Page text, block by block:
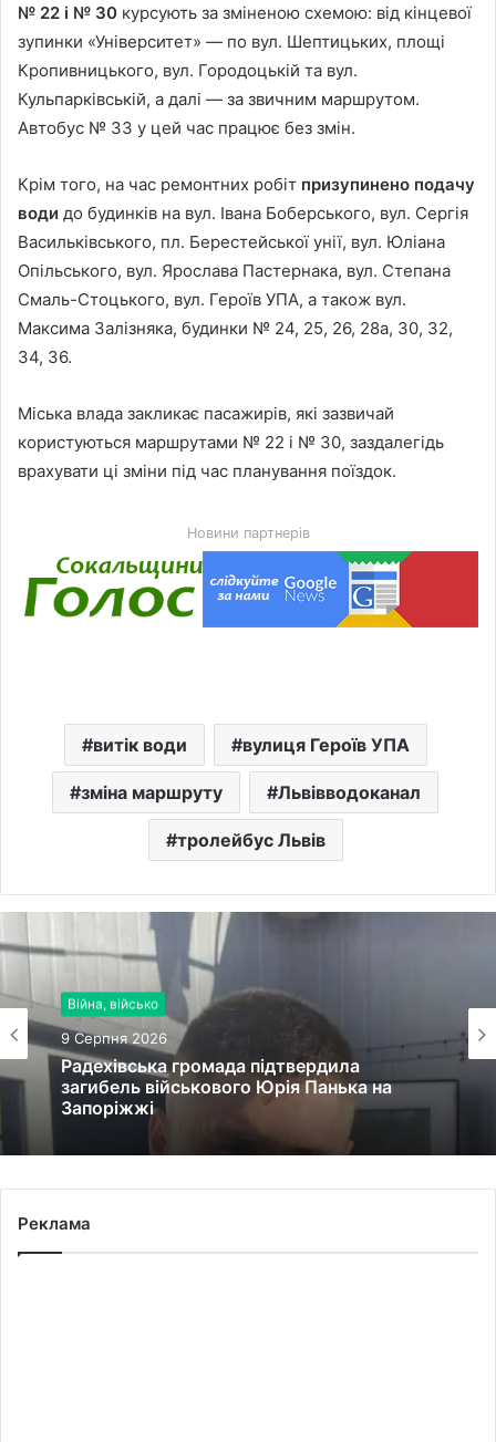
№ 22 і № 30 курсують за зміненою схемою: від кінцевої
зупинки «Університет» — по вул. Шептицьких, площі
Кропивницького, вул. Городоцькій та вул.
Кульпарківській, а далі — за звичним маршрутом.
Автобус № 33 у цей час працює без змін.
Крім того, на час ремонтних робіт призупинено подачу
води до будинків на вул. Івана Боберського, вул. Сергія
Васильківського, пл. Берестейської унії, вул. Юліана
Опільського, вул. Ярослава Пастернака, вул. Степана
Смаль-Стоцького, вул. Героїв УПА, а також вул.
Максима Залізняка, будинки № 24, 25, 26, 28а, 30, 32,
34, 36.
Міська влада закликає пасажирів, які зазвичай
користуються маршрутами № 22 і № 30, заздалегідь
врахувати ці зміни під час планування поїздок.
Новини партнерів
витік води вулиця Героїв УПА
зміна маршруту Львівводоканал
тролейбус Львів
Війна, військо
9 Серпня 2026
Радехівська громада підтвердила
загибель військового Юрія Панька на
Запоріжжі
Реклама